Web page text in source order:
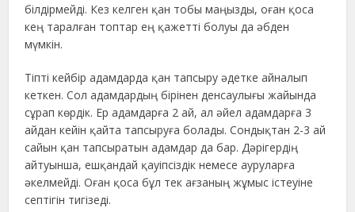
білдірмейді. Кез келген қан тобы маңызды, оған қоса
кең таралған топтар ең қажетті болуы да әбден
мүмкін.
Тіпті кейбір адамдарда қан тапсыру әдетке айналып
кеткен. Сол адамдардың бірінен денсаулығы жайында
сұрап көрдік. Ер адамдарға 2 ай, ал әйел адамдарға 3
айдан кейін қайта тапсыруға болады. Сондықтан 2-3 ай
сайын қан тапсыратын адамдар да бар. Дәрігердің
айтуынша, ешқандай қауіпсіздік немесе ауруларға
әкелмейді. Оған қоса бұл тек ағзаның жұмыс істеуіне
септігін тигізеді.